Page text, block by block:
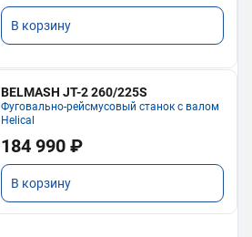
В корзину
BELMASH JT-2 260/225S
Фуговально-рейсмусовый станок с валом
Helical
184 990 ₽
В корзину